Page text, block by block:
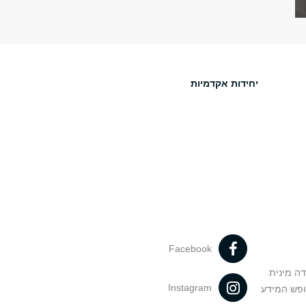
יחידות אקדמיות
מינית
המידע
Facebook
Instagram